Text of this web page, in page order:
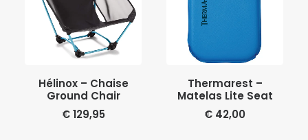
AJOUTER AU PANIER
Hélinox – Chaise
Ground Chair
€129,95
AJOUTER AU PANIER
Thermarest –
Matelas Lite Seat
€ 42,00